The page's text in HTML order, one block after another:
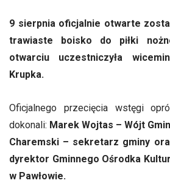
9 sierpnia oficjalnie otwarte
trawiaste boisko do piłki
otwarciu uczestniczyła
Krupka.
Oficjalnego przecięcia wstęgi
dokonali: Marek Wojtas – Wójt
Charemski – sekretarz gminy
dyrektor Gminnego Ośrodka
w Pawłowie.